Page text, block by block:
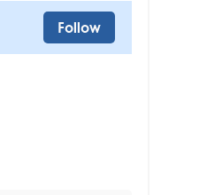
Follow